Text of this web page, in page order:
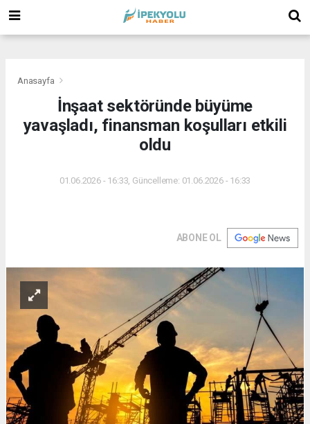
Anasayfa
İnşaat sektöründe büyüme
yavaşladı, finansman koşulları etkili
oldu
01.06.2026 - 16:33, Güncelleme: 01.06.2026 - 16:33
ABONE OL